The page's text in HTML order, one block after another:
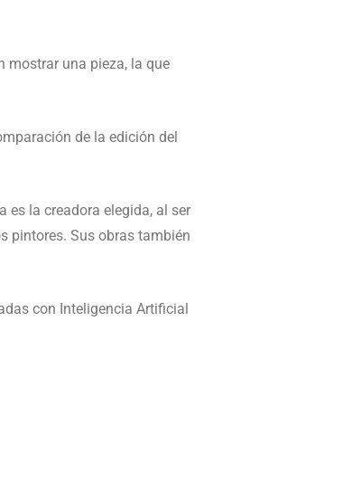
mostrar una pieza, la que
de la edición del
es la creadora elegida, al ser
pintores. Sus obras también
con Inteligencia Artificial